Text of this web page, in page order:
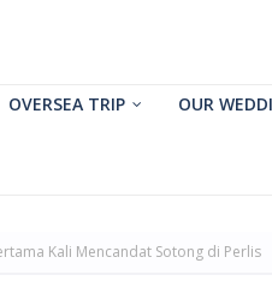
OVERSEA TRIP OUR
Kali Mencandat Sotong di Perlis